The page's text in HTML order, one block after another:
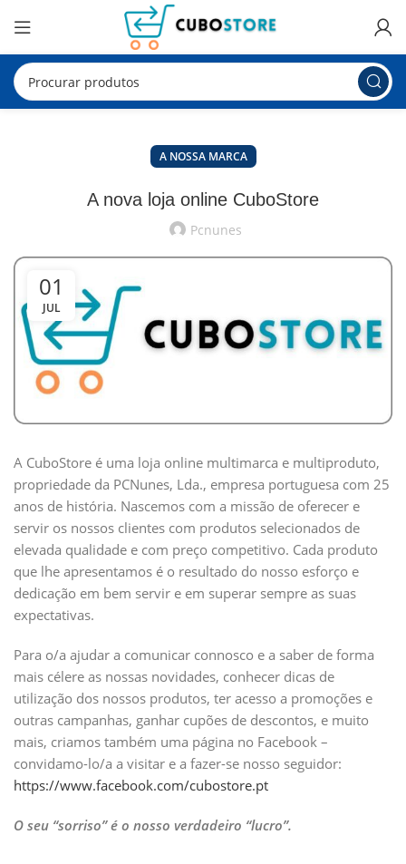
A NOSSA MARCA
A nova loja online CuboStore
Pcnunes
01
JUL
A CuboStore é uma loja online multimarca e multiproduto,
propriedade da PCNunes, Lda., empresa portuguesa com 25
anos de história. Nascemos com a missão de oferecer e
servir os nossos clientes com produtos selecionados de
elevada qualidade e com preço competitivo. Cada produto
que lhe apresentamos é o resultado do nosso esforço e
dedicação em bem servir e em superar sempre as suas
expectativas.
Para o/a ajudar a comunicar connosco e a saber de forma
mais célere as nossas novidades, conhecer dicas de
utilização dos nossos produtos, ter acesso a promoções e
outras campanhas, ganhar cupões de descontos, e muito
mais, criamos também uma página no Facebook –
convidamo-lo/a a visitar e a fazer-se nosso seguidor:
https://www.facebook.com/cubostore.pt
O seu “sorriso” é o nosso verdadeiro “lucro”.